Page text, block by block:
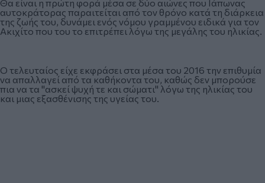
Θα είναι η πρώτη φορά μέσα σε δύο αιώνες που Ιάπωνας
αυτοκράτορας παραιτείται από τον θρόνο κατά τη διάρκεια
της ζωής του, δυνάμει ενός νόμου γραμμένου ειδικά για τον
Ακιχίτο που του το επιτρέπει λόγω της μεγάλης του ηλικίας.
Ο τελευταίος είχε εκφράσει στα μέσα του 2016 την επιθυμία
να απαλλαγεί από τα καθήκοντα του, καθώς δεν μπορούσε
πια να τα "ασκεί ψυχή τε και σώματι" λόγω της ηλικίας του
και μιας εξασθένισης της υγείας του.